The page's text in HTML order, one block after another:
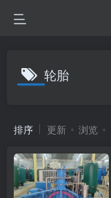
轮胎
排序 更新 浏览